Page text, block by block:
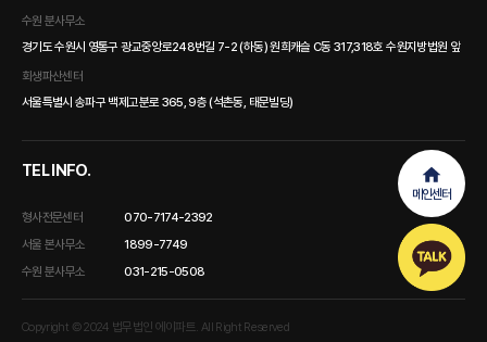
수원 분사무소
경기도 수원시 영통구 광교중앙로248번길 7-2 (하동) 원희캐슬 C동 317,318호 수원지방법원 앞
회생파산센터
서울특별시 송파구 백제고분로 365, 9층 (석촌동, 태문빌딩)
TEL INFO.
형사전문센터
070-7174-2392
서울 본사무소
1899-7749
수원 분사무소
031-215-0508
Copyright © 2024 법무법인 에이파트. All Right Reserved
메인센터